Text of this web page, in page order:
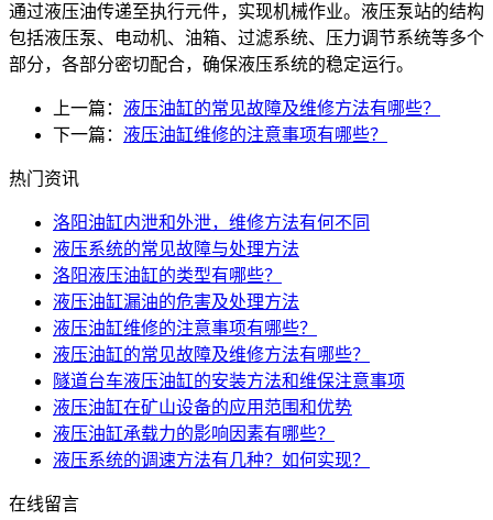
通过液压油传递至执行元件，实现机械作业。液压泵站的结构
包括液压泵、电动机、油箱、过滤系统、压力调节系统等多个
部分，各部分密切配合，确保液压系统的稳定运行。
上一篇： 液压油缸的常见故障及维修方法有哪些？
下一篇： 液压油缸维修的注意事项有哪些？
热门资讯
洛阳油缸内泄和外泄，维修方法有何不同
液压系统的常见故障与处理方法
洛阳液压油缸的类型有哪些？
液压油缸漏油的危害及处理方法
液压油缸维修的注意事项有哪些？
液压油缸的常见故障及维修方法有哪些？
隧道台车液压油缸的安装方法和维保注意事项
液压油缸在矿山设备的应用范围和优势
液压油缸承载力的影响因素有哪些？
液压系统的调速方法有几种？如何实现？
在线留言